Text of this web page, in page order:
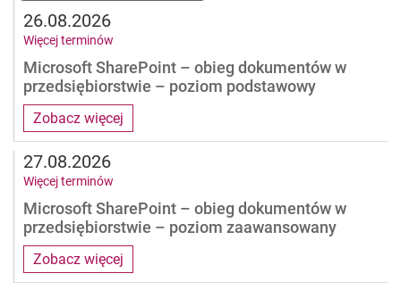
Zobacz więcej
Microsoft SharePoint – obieg dokumentów w
przedsiębiorstwie – poziom podstawowy
26.08.2026
Więcej terminów
Zobacz więcej
Microsoft SharePoint – obieg dokumentów w
przedsiębiorstwie – poziom zaawansowany
27.08.2026
Więcej terminów